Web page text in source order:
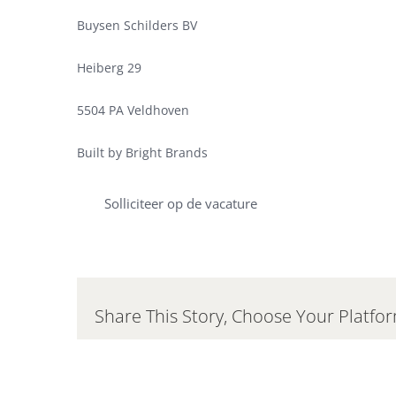
Buysen Schilders BV
Heiberg 29
5504 PA Veldhoven
Built by Bright Brands
Solliciteer op de vacature
Share This Story, Choose Your